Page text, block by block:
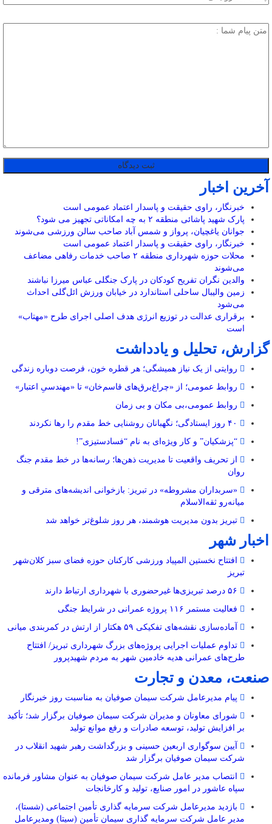
آخرین اخبار
خبرنگار، راوی حقیقت و پاسدار اعتماد عمومی است
پارک شهید پاشائی منطقه ۲ به چه امکاناتی تجهیز می شود؟
جوانان یاغچیان، پرواز و شمس آباد صاحب سالن ورزشی می‌شوند
خبرنگار، راوی حقیقت و پاسدار اعتماد عمومی است
محلات حوزه شهرداری منطقه ۲ صاحب خدمات رفاهی مضاعف
می‌شوند
والدین نگران تفریح کودکان در پارک جنگلی عباس میرزا نباشند
زمین والیبال ساحلی استاندارد در خیابان ورزش ائل‌گلی احداث
می‌شود
برقراری عدالت در توزیع انرژی هدف اصلی اجرای طرح «مهتاب»
است
گزارش، تحلیل و یادداشت
روایتی از یک نیاز همیشگی؛ هر قطره خون، فرصت دوباره زندگی
روابط عمومی؛ از «چراغ‌برق‌های قاسم‌خان» تا «مهندسیِ اعتبار»
روابط عمومی،بی مکان و بی زمان
“پزشکیان” و کار ویژه‌ای به نام “فسادستیزی”!
از تحریف واقعیت تا مدیریت ذهن‌ها؛ رسانه‌ها در خط مقدم جنگ
روان
«سربداران مشروطه» در تبریز: بازخوانی اندیشه‌های مترقی و
میانه‌رو ثقه‌الاسلام
تبریز بدون مدیریت هوشمند، هر روز شلوغ‌تر خواهد شد
اخبار شهر
افتتاح نخستین المپیاد ورزشی کارکنان حوزه فضای سبز کلان‌شهر
تبریز
فعالیت مستمر ۱۱۶ پروژه عمرانی در شرایط جنگی
آماده‌سازی نقشه‌های تفکیکی ۵۹ هکتار از ارتش در کمربندی میانی
تداوم عملیات اجرایی پروژه‌های بزرگ شهرداری تبریز/ افتتاح
طرح‌های عمرانی هدیه خادمین شهر به مردم شهیدپرور
صنعت، معدن و تجارت
پیام مدیرعامل شرکت سیمان صوفیان به مناسبت روز خبرنگار
شورای معاونان و مدیران شرکت سیمان صوفیان برگزار شد؛ تأکید
بر افزایش تولید، توسعه صادرات و رفع موانع تولید
آیین سوگواری اربعین حسینی و بزرگداشت رهبر شهید انقلاب در
شرکت سیمان صوفیان برگزار شد
انتصاب مدیر عامل شرکت سیمان صوفیان به عنوان مشاور فرمانده
سپاه عاشور در امور صنایع، تولید و کارخانجات
بازدید مدیرعامل شرکت سرمایه گذاری تأمین اجتماعی (شستا)،
مدیر عامل شرکت سرمایه گذاری سیمان تأمین (سیتا) ومدیرعامل